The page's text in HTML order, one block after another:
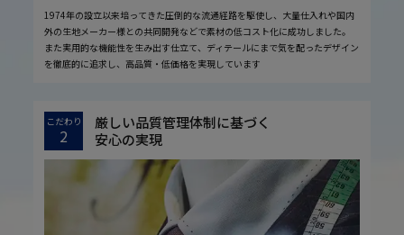
1974年の設立以来培ってきた圧倒的な流通経路を駆使し、大量仕入れや国内
外の生地メーカー様との共同開発などで素材の低コスト化に成功しました。
また実用的な機能性を生み出す仕立て、ディテールにまで気を配ったデザイン
を徹底的に追求し、高品質・低価格を実現しています
こだわり
2
厳しい品質管理体制に基づく
安心の実現